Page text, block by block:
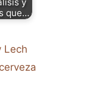
que…
Lech